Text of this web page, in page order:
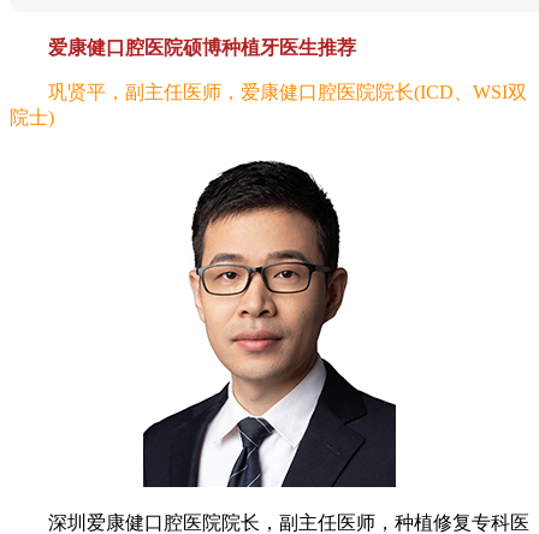
爱康健口腔医院硕博种植牙医生推荐
巩贤平，副主任医师，爱康健口腔医院院长(ICD、WSI双
院士)
深圳爱康健口腔医院院长，副主任医师，种植修复专科医